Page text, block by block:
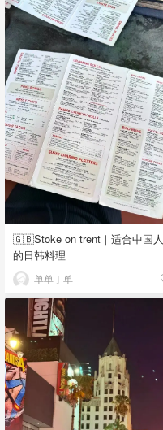
🇬🇧Stoke on trent｜适合中国人
的日韩料理
单单丁单